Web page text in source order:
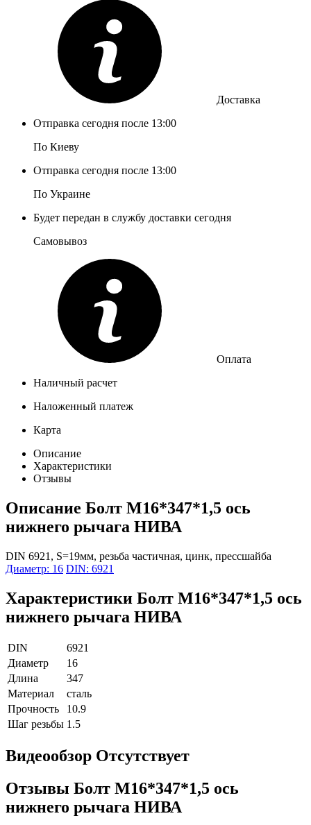
Доставка
Отправка сегодня после 13:00
По Киеву
Отправка сегодня после 13:00
По Украине
Будет передан в службу доставки сегодня
Самовывоз
Оплата
Наличный расчет
Наложенный платеж
Карта
Описание
Характеристики
Отзывы
Описание Болт М16*347*1,5 ось
нижнего рычага НИВА
DIN 6921, S=19мм, резьба частичная, цинк, прессшайба
Диаметр: 16 DIN: 6921
Характеристики Болт М16*347*1,5 ось
нижнего рычага НИВА
DIN
6921
Диаметр
16
Длина
347
Материал
сталь
Прочность
10.9
Шаг резьбы 1.5
Видеообзор Отсутствует
Отзывы Болт М16*347*1,5 ось
нижнего рычага НИВА